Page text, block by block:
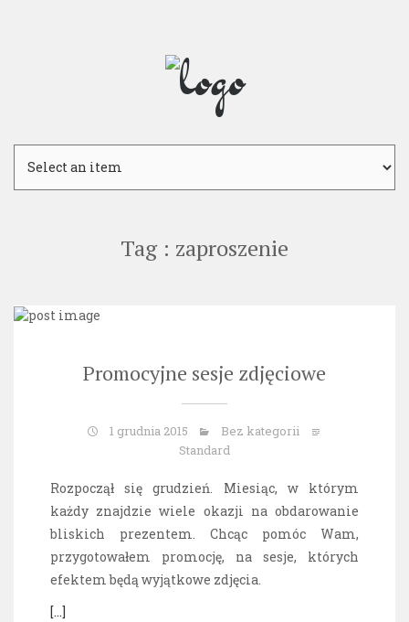
Tag : zaproszenie
Promocyjne sesje zdjęciowe
1 grudnia 2015
Bez kategorii
Standard
Rozpoczął się grudzień. Miesiąc, w którym
każdy znajdzie wiele okazji na obdarowanie
bliskich prezentem. Chcąc pomóc Wam,
przygotowałem promocję, na sesje, których
efektem będą wyjątkowe zdjęcia.
[…]